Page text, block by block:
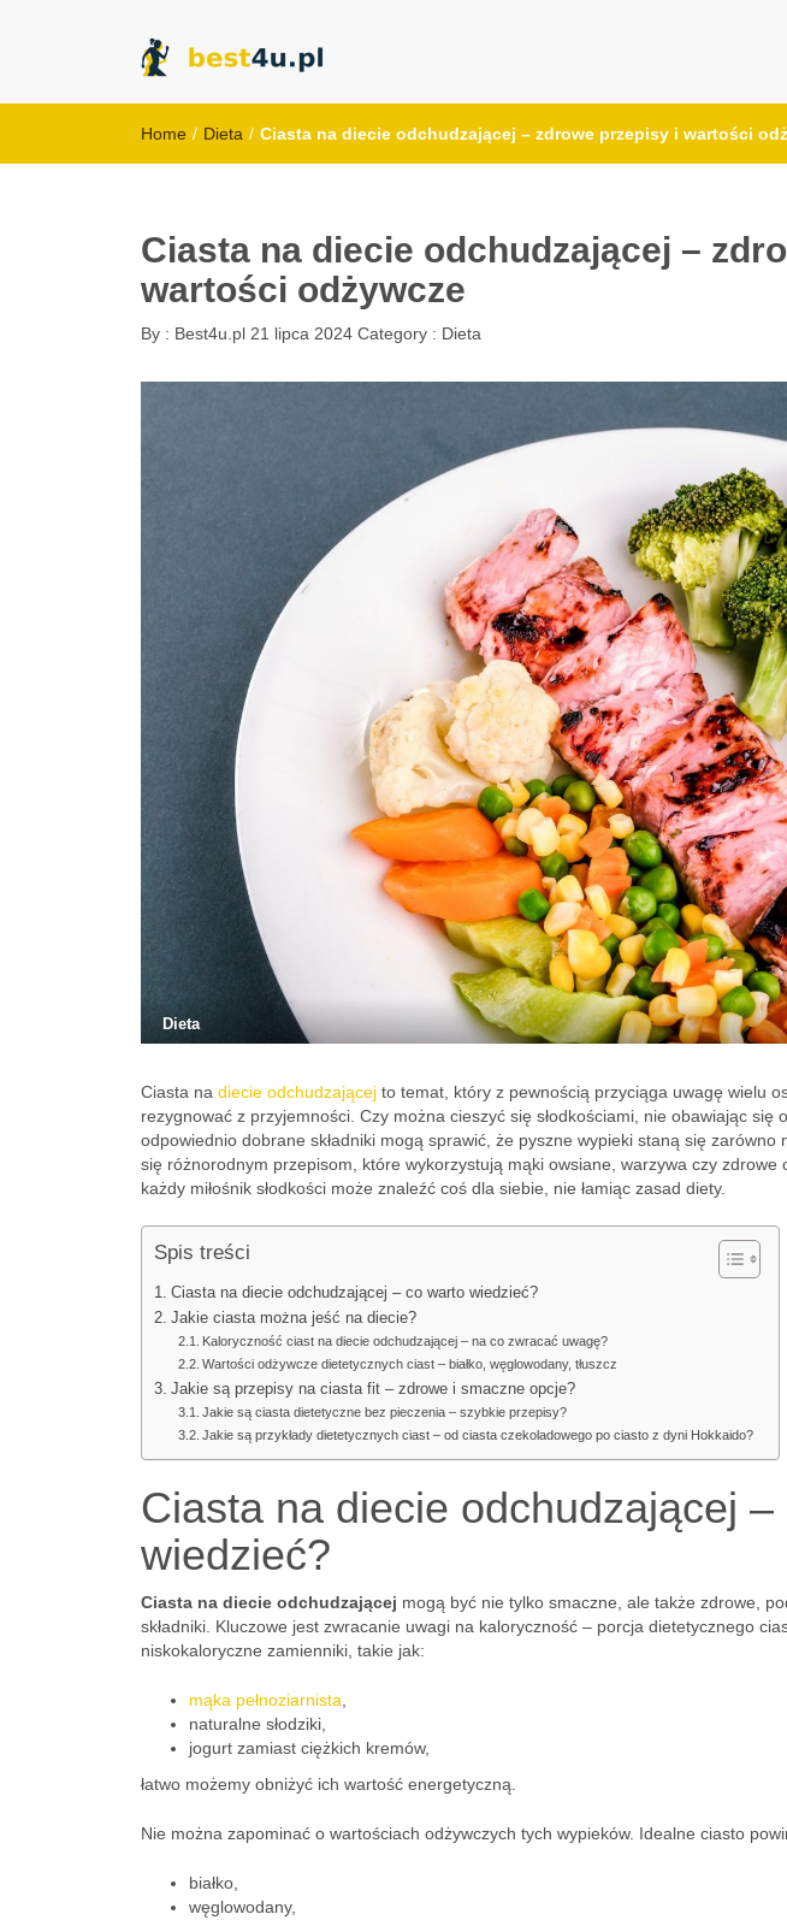
Home / Dieta / Ciasta na diecie odchudzającej – zdrowe przepisy i wartości
Ciasta na diecie odchudzającej –
wartości odżywcze
By : Best4u.pl 21 lipca 2024 Category : Dieta
Dieta
Ciasta na diecie odchudzającej to temat, który z pewnością przyciąga uwagę wielu
rezygnować z przyjemności. Czy można cieszyć się słodkościami, nie obawiając się
odpowiednio dobrane składniki mogą sprawić, że pyszne wypieki staną się
się różnorodnym przepisom, które wykorzystują mąki owsiane, warzywa czy zdrowe
każdy miłośnik słodkości może znaleźć coś dla siebie, nie łamiąc zasad diety.
Spis treści
Ciasta na diecie odchudzającej – co warto wiedzieć?
Jakie ciasta można jeść na diecie?
Kaloryczność ciast na diecie odchudzającej – na co zwracać uwagę?
Wartości odżywcze dietetycznych ciast – białko, węglowodany, tłuszcz
Jakie są przepisy na ciasta fit – zdrowe i smaczne opcje?
Jakie są ciasta dietetyczne bez pieczenia – szybkie przepisy?
Jakie są przykłady dietetycznych ciast – od ciasta czekoladowego po ciasto z dyni Hokkaido?
Ciasta na diecie odchudzającej –
wiedzieć?
Ciasta na diecie odchudzającej mogą być nie tylko smaczne, ale także zdrowe,
składniki. Kluczowe jest zwracanie uwagi na kaloryczność – porcja dietetycznego
niskokaloryczne zamienniki, takie jak:
mąka pełnoziarnista
naturalne słodziki,
jogurt zamiast ciężkich kremów,
łatwo możemy obniżyć ich wartość energetyczną.
Nie można zapominać o wartościach odżywczych tych wypieków. Idealne ciasto
białko,
węglowodany,